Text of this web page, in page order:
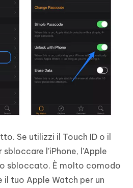
Se utilizzi il Touch ID o il
l'iPhone, l'Apple
sbloccato. È molto comodo
il tuo Apple Watch per un